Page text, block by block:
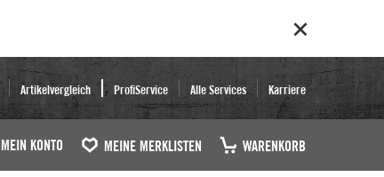
Artikelvergleich ProfiService Alle Services Karriere
MEIN KONTO MEINE MERKLISTEN WARENKORB